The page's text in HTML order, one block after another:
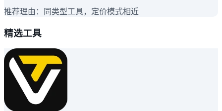
推荐理由： 同类型工具，定价模式相近
精选工具